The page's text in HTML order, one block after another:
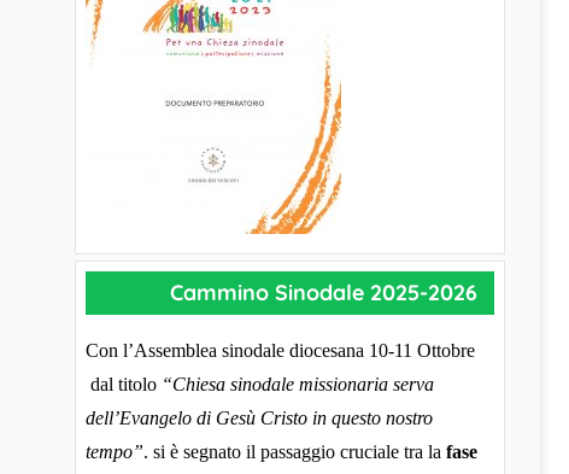
Cammino Sinodale 2025-2026
Con l’Assemblea sinodale diocesana 10-11 Ottobre
dal titolo “Chiesa sinodale missionaria serva
dell’Evangelo di Gesù Cristo in questo nostro
tempo”. si è segnato il passaggio cruciale tra la fase